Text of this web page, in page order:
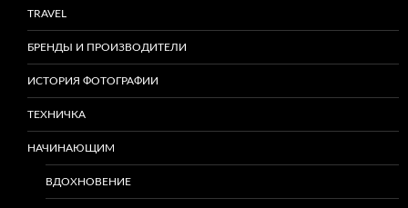
TRAVEL
БРЕНДЫ И ПРОИЗВОДИТЕЛИ
ИСТОРИЯ ФОТОГРАФИИ
ТЕХНИЧКА
НАЧИНАЮЩИМ
ВДОХНОВЕНИЕ